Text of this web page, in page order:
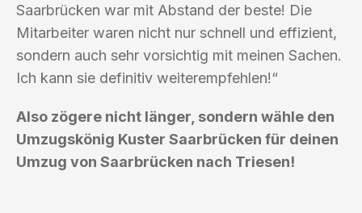
Saarbrücken war mit Abstand der beste! Die
Mitarbeiter waren nicht nur schnell und effizient,
sondern auch sehr vorsichtig mit meinen Sachen.
Ich kann sie definitiv weiterempfehlen!“
Also zögere nicht länger, sondern wähle den
Umzugskönig Kuster Saarbrücken für deinen
Umzug von Saarbrücken nach Triesen!